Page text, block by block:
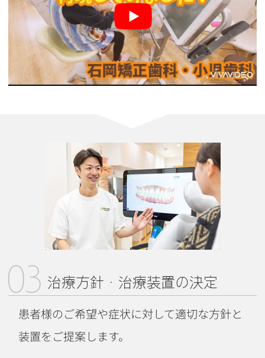
03 治療方針・治療装置の決定
患者様のご希望や症状に対して適切な方針と
装置をご提案します。